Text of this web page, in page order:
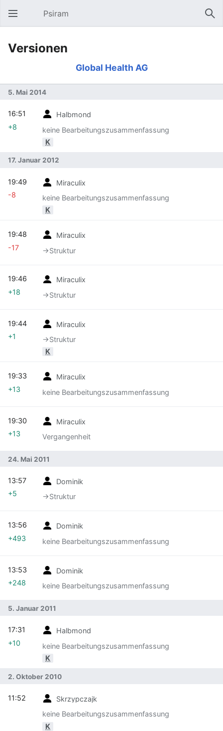
Hauptmenü öffnen Psiram
Versionen
Global Health AG
5. Mai 2014
Halbmond
keine Bearbeitungszusammenfassung
K
16:51
+8
17. Januar 2012
Miraculix
keine Bearbeitungszusammenfassung
K
19:49
-8
Miraculix
→‎Struktur
19:48
-17
Miraculix
→‎Struktur
19:46
+18
Miraculix
→‎Struktur
K
19:44
+1
Miraculix
keine Bearbeitungszusammenfassung
19:33
+13
Miraculix
Vergangenheit
19:30
+13
24. Mai 2011
Dominik
→‎Struktur
13:57
+5
Dominik
keine Bearbeitungszusammenfassung
13:56
+493
Dominik
keine Bearbeitungszusammenfassung
13:53
+248
5. Januar 2011
Halbmond
keine Bearbeitungszusammenfassung
K
17:31
+10
2. Oktober 2010
Skrzypczajk
keine Bearbeitungszusammenfassung
K
11:52